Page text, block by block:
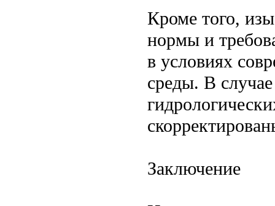
Кроме того,
нормы и
в условиях
среды. В
Заключение